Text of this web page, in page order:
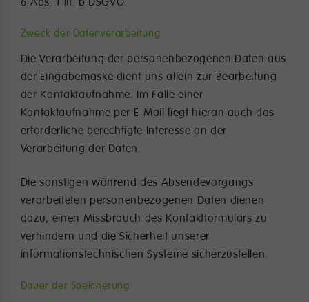
Zweck der Datenverarbeitung
Die Verarbeitung der personenbezogenen Daten aus
der Eingabemaske dient uns allein zur Bearbeitung
der Kontaktaufnahme. Im Falle einer
Kontaktaufnahme per E-Mail liegt hieran auch das
erforderliche berechtigte Interesse an der
Verarbeitung der Daten.
Die sonstigen während des Absendevorgangs
verarbeiteten personenbezogenen Daten dienen
dazu, einen Missbrauch des Kontaktformulars zu
verhindern und die Sicherheit unserer
informationstechnischen Systeme sicherzustellen.
Dauer der Speicherung